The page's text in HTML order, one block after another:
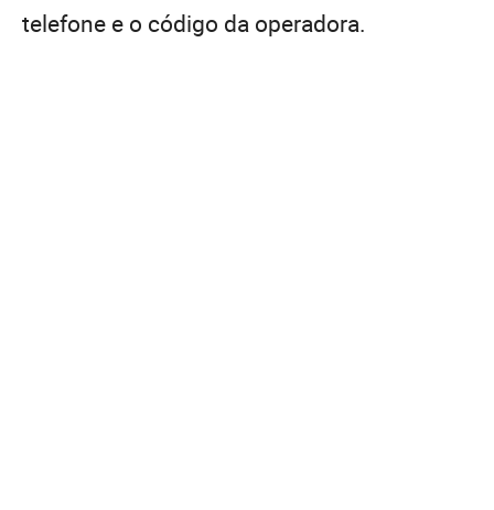
telefone e o código da operadora.